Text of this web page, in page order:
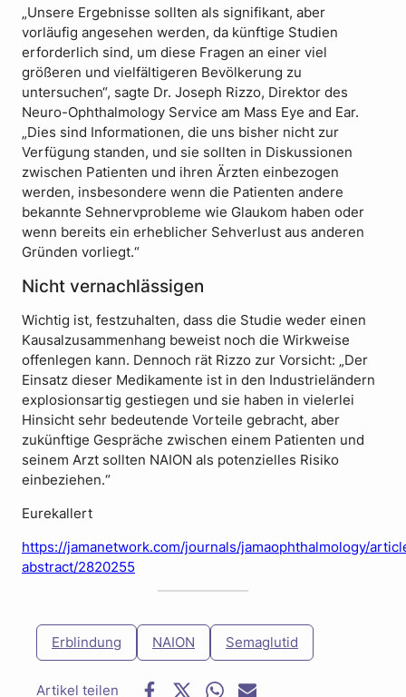
„Unsere Ergebnisse sollten als signifikant, aber
vorläufig angesehen werden, da künftige Studien
erforderlich sind, um diese Fragen an einer viel
größeren und vielfältigeren Bevölkerung zu
untersuchen“, sagte Dr. Joseph Rizzo, Direktor des
Neuro-Ophthalmology Service am Mass Eye and Ear.
„Dies sind Informationen, die uns bisher nicht zur
Verfügung standen, und sie sollten in Diskussionen
zwischen Patienten und ihren Ärzten einbezogen
werden, insbesondere wenn die Patienten andere
bekannte Sehnervprobleme wie Glaukom haben oder
wenn bereits ein erheblicher Sehverlust aus anderen
Gründen vorliegt.“
Nicht vernachlässigen
Wichtig ist, festzuhalten, dass die Studie weder einen
Kausalzusammenhang beweist noch die Wirkweise
offenlegen kann. Dennoch rät Rizzo zur Vorsicht: „Der
Einsatz dieser Medikamente ist in den Industrieländern
explosionsartig gestiegen und sie haben in vielerlei
Hinsicht sehr bedeutende Vorteile gebracht, aber
zukünftige Gespräche zwischen einem Patienten und
seinem Arzt sollten NAION als potenzielles Risiko
einbeziehen.“
Eurekallert
https://jamanetwork.com/journals/jamaophthalmology/
abstract/2820255
Erblindung NAION Semaglutid
T
W